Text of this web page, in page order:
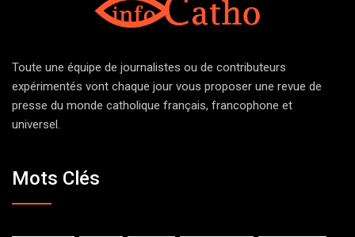
Toute une équipe de journalistes ou de contributeurs
expérimentés vont chaque jour vous proposer une revue de
presse du monde catholique français, francophone et
universel.
Mots Clés